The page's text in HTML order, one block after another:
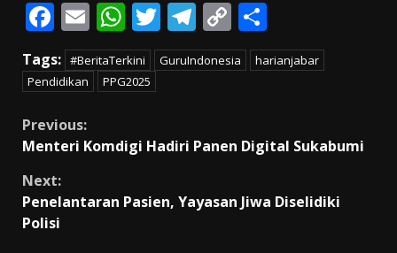
F
ac
e
b
o
o
k
E
m
ai
l
W
h
at
s
p
p
T
w
itt
T
el
e
m
C
o
p
n
k
h
ar
Tags: #BeritaTerkini GuruIndonesia
harianjabar
Pendidikan
PPG2025
Continue
Previous:
Menteri Komdigi Hadiri Panen Digital Sukabumi
Next:
Penelantaran Pasien, Yayasan Jiwa Diselidiki
Polisi